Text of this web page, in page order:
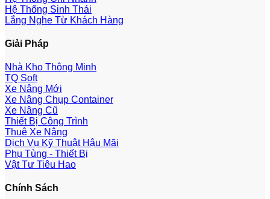
Hệ Thống Sinh Thái
Lắng Nghe Từ Khách Hàng
Giải Pháp
Nhà Kho Thông Minh
TQ Soft
Xe Nâng Mới
Xe Nâng Chụp Container
Xe Nâng Cũ
Thiết Bị Công Trình
Thuê Xe Nâng
Dịch Vụ Kỹ Thuật Hậu Mãi
Phụ Tùng - Thiết Bị
Vật Tư Tiêu Hao
Chính Sách